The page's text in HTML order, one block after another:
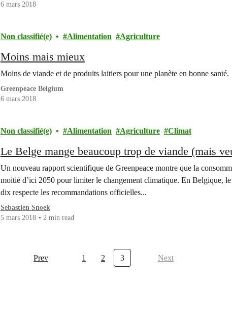
6 mars 2018
Non classifié(e) Alimentation Agriculture
Moins mais mieux
Moins de viande et de produits laitiers pour une planète en bonne santé.
Greenpeace Belgium
6 mars 2018
Non classifié(e) Alimentation Agriculture Climat
Le Belge mange beaucoup trop de viande (mais
Un nouveau rapport scientifique de Greenpeace montre que la
moitié d’ici 2050 pour limiter le changement climatique. En Belgique,
dix respecte les recommandations officielles...
Sebastien Snoek
5 mars 2018
2 min read
Prev 1 2 3 Next